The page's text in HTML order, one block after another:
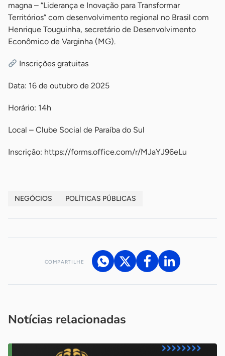
magna – “Liderança e Inovação para Transformar
Territórios” com desenvolvimento regional no Brasil com
Henrique Touguinha, secretário de Desenvolvimento
Econômico de Varginha (MG).
Inscrições gratuitas
Data: 16 de outubro de 2025
Horário: 14h
Local – Clube Social de Paraíba do Sul
Inscrição: https://forms.office.com/r/MJaYJ96eLu
NEGÓCIOS POLÍTICAS PÚBLICAS
COMPARTILHE
Notícias relacionadas